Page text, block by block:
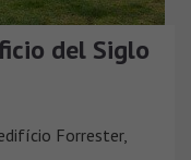
del Siglo
Forrester,